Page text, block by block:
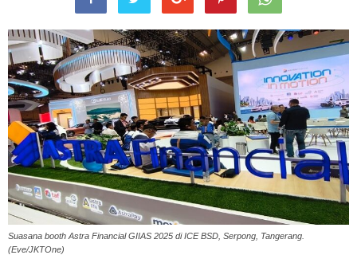
Suasana booth Astra Financial GIIAS 2025 di ICE BSD, Serpong, Tangerang.
(Eve/JKTOne)